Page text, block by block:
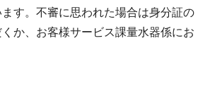
す。不審に思われた場合は身分証の
か、お客様サービス課量水器係にお